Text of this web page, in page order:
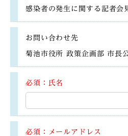
感染者の発生に関する記者会
お問い合わせ先
菊池市役所 政策企画部 市長
必須：氏名
必須：メールアドレス